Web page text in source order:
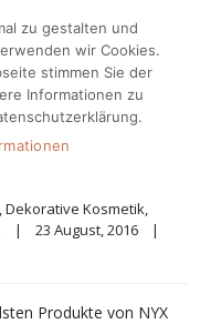
, Dekorative Kosmetik
| 23 August, 2016 |
Produkte von NYX
zu gestalten und
wir Cookies.
stimmen Sie der
Informationen zu